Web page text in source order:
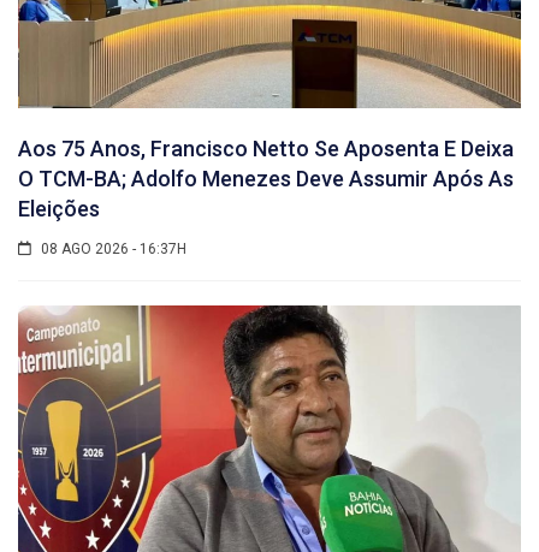
Aos 75 Anos, Francisco Netto Se Aposenta E Deixa
O TCM-BA; Adolfo Menezes Deve Assumir Após As
Eleições
08 AGO 2026 - 16:37H